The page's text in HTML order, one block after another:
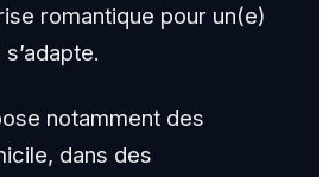
romantique pour un(e)
notamment des
dans des